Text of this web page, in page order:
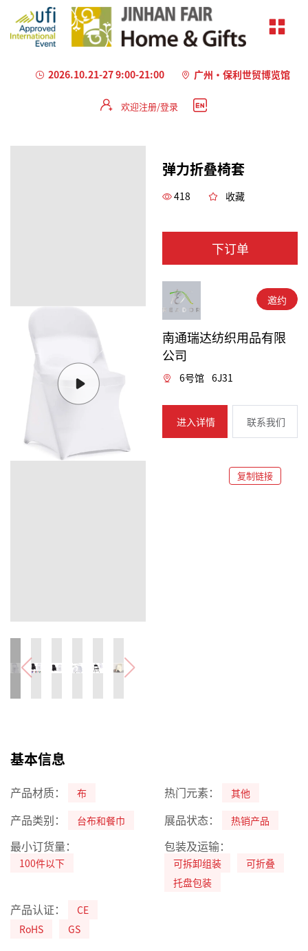
2026.10.21-27 9:00-21:00 广州·保利世贸博览馆
欢迎注册/登录
弹力折叠椅套
418 收藏
下订单
邀约
南通瑞达纺织用品有限
公司
6号馆 6J31
进入详情 联系我们
复制链接
基本信息
产品材质： 布 热门元素： 其他
产品类别： 台布和餐巾 展品状态： 热销产品
最小订货量：
100件以下
包装及运输：
可拆卸组装
可折叠
托盘包装
产品认证：
CE
RoHS
GS